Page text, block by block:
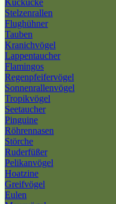
Kuckucke
Stelzenrallen
Flughühner
Tauben
Kranichvögel
Lappentaucher
Flamingos
Regenpfeifervögel
Sonnenrallenvögel
Tropikvögel
Seetaucher
Pinguine
Röhrennasen
Störche
Ruderfüßer
Pelikanvögel
Hoatzine
Greifvögel
Eulen